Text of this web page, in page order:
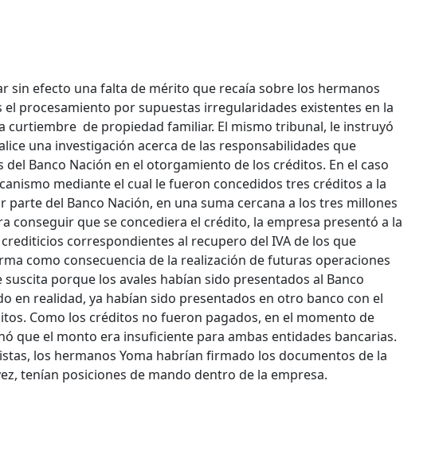
sin efecto una falta de mérito que recaía sobre los hermanos
el procesamiento por supuestas irregularidades existentes en la
curtiembre de propiedad familiar. El mismo tribunal, le instruyó
una investigación acerca de las responsabilidades que
Banco Nación en el otorgamiento de los créditos. En el caso
mediante el cual le fueron concedidos tres créditos a la
parte del Banco Nación, en una suma cercana a los tres millones
conseguir que se concediera el crédito, la empresa presentó a la
correspondientes al recupero del IVA de los que
como consecuencia de la realización de futuras operaciones
porque los avales habían sido presentados al Banco
en realidad, ya habían sido presentados en otro banco con el
Como los créditos no fueron pagados, en el momento de
que el monto era insuficiente para ambas entidades bancarias.
los hermanos Yoma habrían firmado los documentos de la
tenían posiciones de mando dentro de la empresa.